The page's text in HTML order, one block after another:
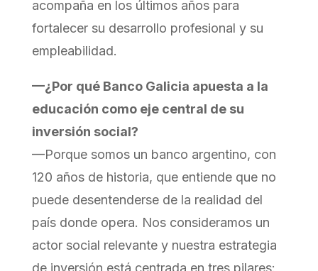
acompaña en los últimos años para
fortalecer su desarrollo profesional y su
empleabilidad.
—¿Por qué Banco Galicia apuesta a la
educación como eje central de su
inversión social?
—Porque somos un banco argentino, con
120 años de historia, que entiende que no
puede desentenderse de la realidad del
país donde opera. Nos consideramos un
actor social relevante y nuestra estrategia
de inversión está centrada en tres pilares: